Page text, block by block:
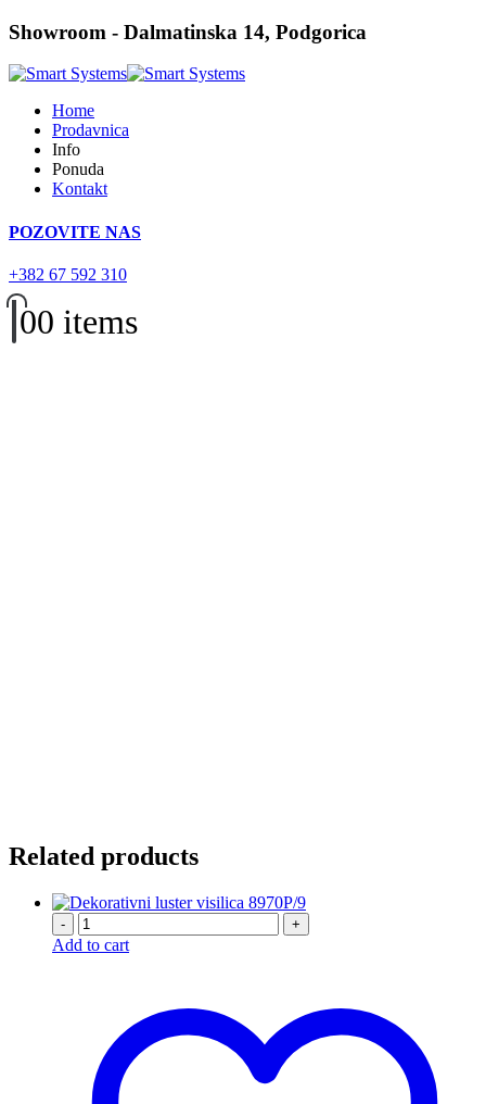
Showroom - Dalmatinska 14, Podgorica
Home
Prodavnica
Info
Ponuda
Kontakt
POZOVITE NAS
+382 67 592 310
00 items
Related products
- +
Add to cart